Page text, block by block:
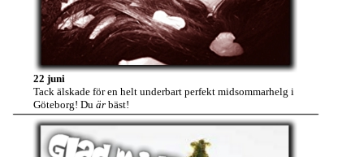
22 juni
Tack älskade för en helt underbart perfekt midsommarhelg i
Göteborg! Du ärbäst!